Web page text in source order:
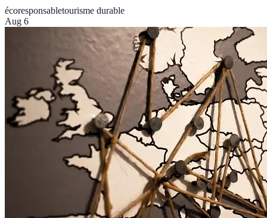
écoresponsabletourisme durable
Aug 6